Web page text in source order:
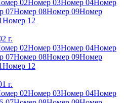
02Номер 03Номер 04Номер
07Номер 08Номер 09Номер
Номер 12
г.
02Номер 03Номер 04Номер
07Номер 08Номер 09Номер
Номер 12
г.
02Номер 03Номер 04Номер